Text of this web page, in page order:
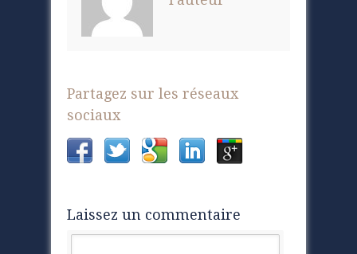
Partagez sur les réseaux
sociaux
Laissez un commentaire